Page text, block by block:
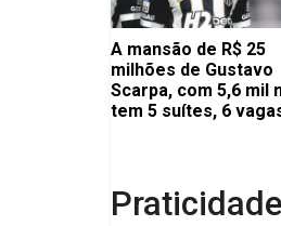
A mansão de R$ 25
milhões de Gustavo
Scarpa, com 5,6 mil
tem 5 suítes, 6